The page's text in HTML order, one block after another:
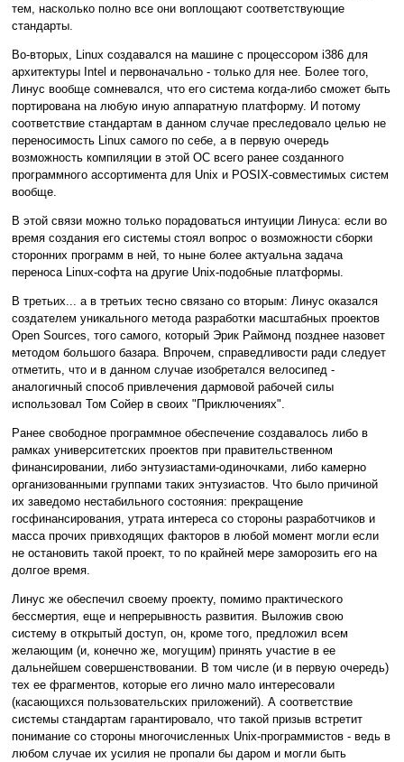
тем, насколько полно все они воплощают соответствующие
стандарты.
Во-вторых, Linux создавался на машине с процессором i386 для
архитектуры Intel и первоначально - только для нее. Более того,
Линус вообще сомневался, что его система когда-либо сможет быть
портирована на любую иную аппаратную платформу. И потому
соответствие стандартам в данном случае преследовало целью не
переносимость Linux самого по себе, а в первую очередь
возможность компиляции в этой ОС всего ранее созданного
программного ассортимента для Unix и POSIX-совместимых систем
вообще.
В этой связи можно только порадоваться интуиции Линуса: если во
время создания его системы стоял вопрос о возможности сборки
сторонних программ в ней, то ныне более актуальна задача
переноса Linux-софта на другие Unix-подобные платформы.
В третьих... а в третьих тесно связано со вторым: Линус оказался
создателем уникального метода разработки масштабных проектов
Open Sources, того самого, который Эрик Раймонд позднее назовет
методом большого базара. Впрочем, справедливости ради следует
отметить, что и в данном случае изобретался велосипед -
аналогичный способ привлечения дармовой рабочей силы
использовал Том Сойер в своих "Приключениях".
Ранее свободное программное обеспечение создавалось либо в
рамках университетских проектов при правительственном
финансировании, либо энтузиастами-одиночками, либо камерно
организованными группами таких энтузиастов. Что было причиной
их заведомо нестабильного состояния: прекращение
госфинансирования, утрата интереса со стороны разработчиков и
масса прочих привходящих факторов в любой момент могли если
не остановить такой проект, то по крайней мере заморозить его на
долгое время.
Линус же обеспечил своему проекту, помимо практического
бессмертия, еще и непрерывность развития. Выложив свою
систему в открытый доступ, он, кроме того, предложил всем
желающим (и, конечно же, могущим) принять участие в ее
дальнейшем совершенствовании. В том числе (и в первую очередь)
тех ее фрагментов, которые его лично мало интересовали
(касающихся пользовательских приложений). А соответствие
системы стандартам гарантировало, что такой призыв встретит
понимание со стороны многочисленных Unix-программистов - ведь в
любом случае их усилия не пропали бы даром и могли быть